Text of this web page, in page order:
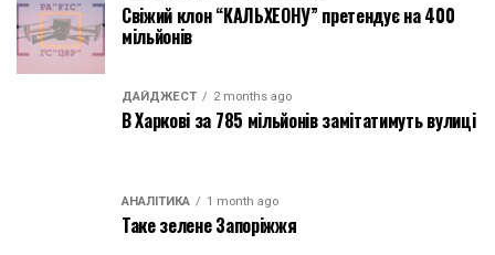
Свіжий клон “КАЛЬХЕОНУ” претендує на 400
мільйонів
ДАЙДЖЕСТ 2 months ago
В Харкові за 785 мільйонів замітатимуть вулиці
АНАЛІТИКА 1 month ago
Таке зелене Запоріжжя